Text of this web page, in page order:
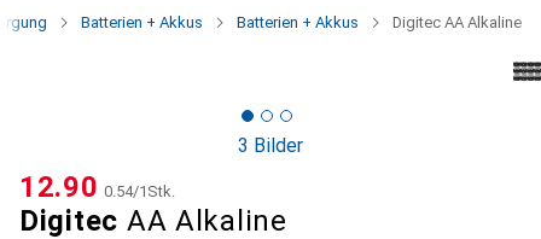
Batterien + Akkus Batterien + Akkus Digitec AA Alkaline
3 Bilder
Digitec AA Alkaline
CHF
12.90 CHF
0.54/1Stk.